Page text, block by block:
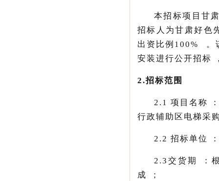
本招标项目甘
招标人为甘肃好色
出资比例 100%
安装进行公开招标
2.招标范围
2.1项目名称
行政辅助区电梯采购
2.2 招标单位
2.3 交货期
成；